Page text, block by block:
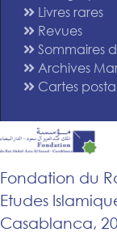
Livres rares
Revues
Sommaires
Archives
Cartes
Fondation du
Etudes
Casablanca,